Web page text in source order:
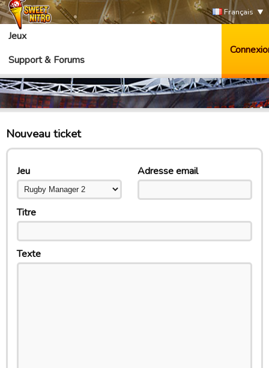
Français
Jeux
Support & Forums
Nouveau ticket
Adresse email
Jeu
Titre
Texte